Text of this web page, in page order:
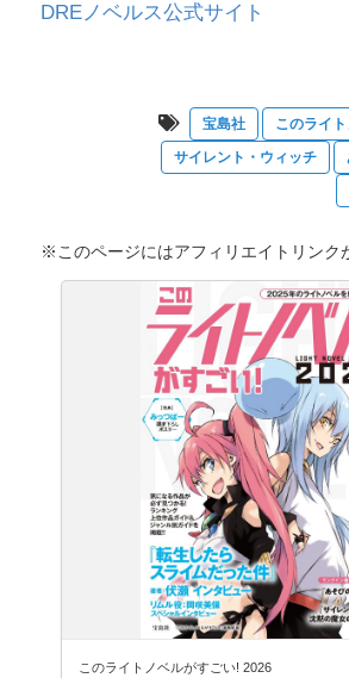
DREノベルス公式サイト
宝島社
このライト
サイレント・ウィッチ
※このページにはアフィリエイトリンク
このライトノベルがすごい! 2026